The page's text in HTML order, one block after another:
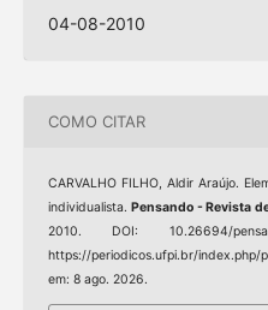
04-08-2010
COMO CITAR
CARVALHO FILHO, Aldir Araújo.
individualista.Pensando - Revista
2010. DOI: 10.26694/
https://periodicos.ufpi.br/
em: 8 ago. 2026.